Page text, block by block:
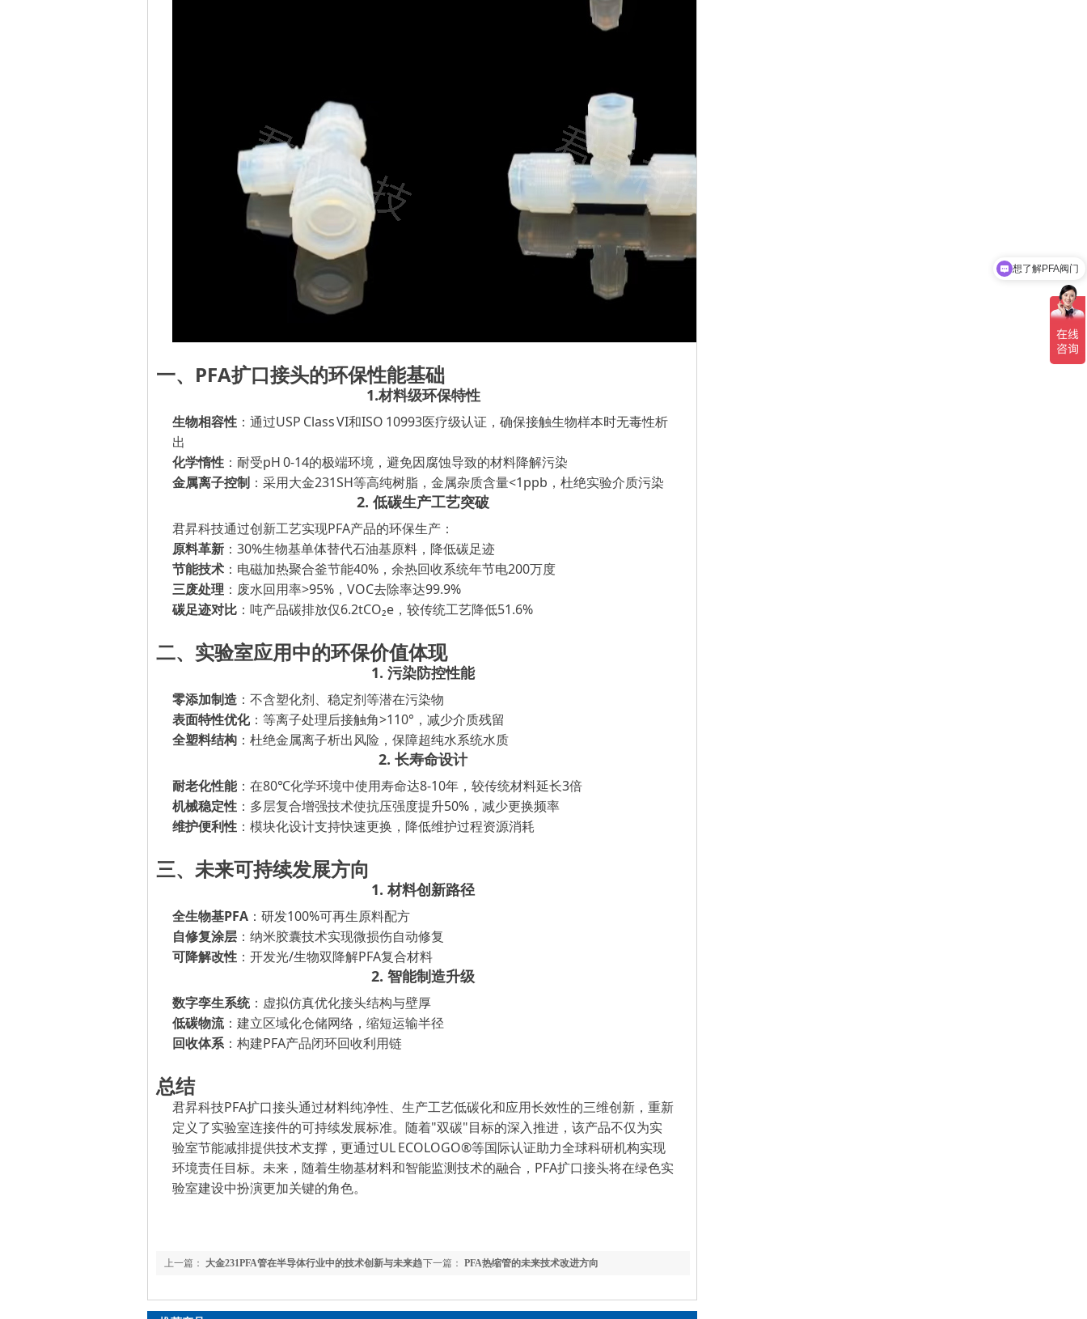
一、 PFA扩口接头的环保性能基础
1.材料级环保特性
生物相容性 ：通过USP Class VI和ISO 10993医疗级认证，确保接触生物样本时无毒性析
出
化学惰性 ：耐受pH 0-14的极端环境，避免因腐蚀导致的材料降解污染
金属离子控制 ：采用大金231SH等高纯树脂，金属杂质含量<1ppb，杜绝实验介质污染
2. 低碳生产工艺突破
君昇科技通过创新工艺实现PFA产品的环保生产：
原料革新 ： 30%生物基单体替代石油基原料，降低碳足迹
节能技术 ：电磁加热聚合釜节能40%，余热回收系统年节电200万度
三废处理 ：废水回用率>95%，VOC去除率达99.9%
碳足迹对比 ：吨产品碳排放仅6.2tCO₂e，较传统工艺降低51.6%
二、实验室应用中的环保价值体现
1. 污染防控性能
零添加制造 ：不含塑化剂、稳定剂等潜在污染物
表面特性优化 ：等离子处理后接触角>110°，减少介质残留
全塑料结构 ：杜绝金属离子析出风险，保障超纯水系统水质
2. 长寿命设计
耐老化性能 ：在80℃化学环境中使用寿命达8-10年，较传统材料延长3倍
机械稳定性 ：多层复合增强技术使抗压强度提升50%，减少更换频率
维护便利性 ：模块化设计支持快速更换，降低维护过程资源消耗
三、未来可持续发展方向
1. 材料创新路径
全生物基PFA ：研发100%可再生原料配方
自修复涂层 ：纳米胶囊技术实现微损伤自动修复
可降解改性 ：开发光/生物双降解PFA复合材料
2. 智能制造升级
数字孪生系统 ：虚拟仿真优化接头结构与壁厚
低碳物流 ：建立区域化仓储网络，缩短运输半径
回收体系 ：构建PFA产品闭环回收利用链
总结
君昇科技PFA扩口接头通过材料纯净性、生产工艺低碳化和应用长效性的三维创新，重新
定义了实验室连接件的可持续发展标准。随着"双碳"目标的深入推进，该产品不仅为实
验室节能减排提供技术支撑，更通过UL ECOLOGO®等国际认证助力全球科研机构实现
环境责任目标。未来，随着生物基材料和智能监测技术的融合，PFA扩口接头将在绿色实
验室建设中扮演更加关键的角色。
下一篇： PFA热缩管的未来技术改进方向
上一篇： 大金231PFA管在半导体行业中的技术创新与未来趋
想了解PFA阀门